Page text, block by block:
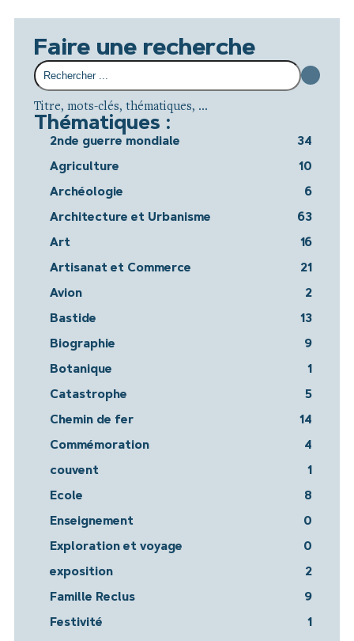
Faire une recherche
Titre, mots-clés, thématiques, ...
Thématiques :
2nde guerre mondiale 34
Agriculture 10
Archéologie 6
Architecture et Urbanisme 63
Art 16
Artisanat et Commerce 21
Avion 2
Bastide 13
Biographie 9
Botanique 1
Catastrophe 5
Chemin de fer 14
Commémoration 4
couvent 1
Ecole 8
Enseignement 0
Exploration et voyage 0
exposition 2
Famille Reclus 9
Festivité 1